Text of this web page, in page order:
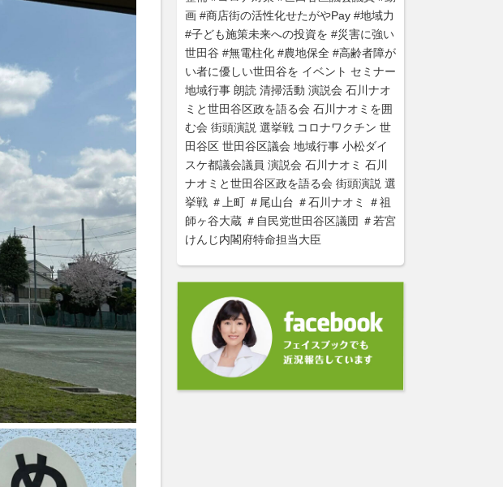
画 #商店街の活性化せたがやPay #地域力
#子ども施策未来への投資を #災害に強い
世田谷 #無電柱化 #農地保全 #高齢者障が
い者に優しい世田谷を イベント セミナー
地域行事 朗読 清掃活動 演説会 石川ナオ
ミと世田谷区政を語る会 石川ナオミを囲
む会 街頭演説 選挙戦 コロナワクチン 世
田谷区 世田谷区議会 地域行事 小松ダイ
スケ都議会議員 演説会 石川ナオミ 石川
ナオミと世田谷区政を語る会 街頭演説 選
挙戦 ＃上町 ＃尾山台 ＃石川ナオミ
＃祖
師ヶ谷大蔵 ＃自民党世田谷区議団 ＃若宮
けんじ内閣府特命担当大臣